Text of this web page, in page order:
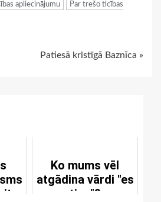
apliecinājumu
Par trešo ticības
Patiesā kristīgā Baznīca »
Ko mums vēl
atgādina vārdi "es
ticu"?